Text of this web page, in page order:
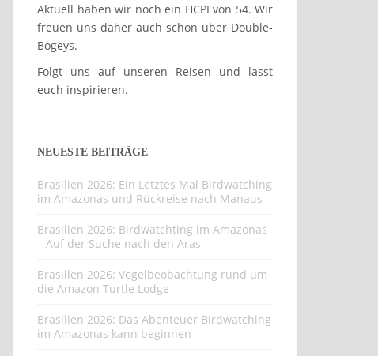
Aktuell haben wir noch ein HCPI von 54. Wir
freuen uns daher auch schon über Double-
Bogeys.
Folgt uns auf unseren Reisen und lasst
euch inspirieren.
NEUESTE BEITRÄGE
Brasilien 2026: Ein Letztes Mal Birdwatching
im Amazonas und Rückreise nach Manaus
Brasilien 2026: Birdwatchting im Amazonas
– Auf der Suche nach den Aras
Brasilien 2026: Vogelbeobachtung rund um
die Amazon Turtle Lodge
Brasilien 2026: Das Abenteuer Birdwatching
im Amazonas kann beginnen